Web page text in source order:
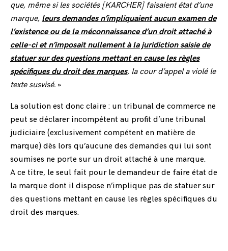
que, même si les sociétés [KARCHER] faisaient état d’une
marque, leurs demandes n’impliquaient aucun examen de
l’existence ou de la méconnaissance d’un droit attaché à
celle-ci et n’imposait nullement à la juridiction saisie de
statuer sur des questions mettant en cause les règles
spécifiques du droit des marques, la cour d’appel a violé le
texte susvisé. »
La solution est donc claire : un tribunal de commerce ne
peut se déclarer incompétent au profit d’une tribunal
judiciaire (exclusivement compétent en matière de
marque) dès lors qu’aucune des demandes qui lui sont
soumises ne porte sur un droit attaché à une marque.
A ce titre, le seul fait pour le demandeur de faire état de
la marque dont il dispose n’implique pas de statuer sur
des questions mettant en cause les règles spécifiques du
droit des marques.